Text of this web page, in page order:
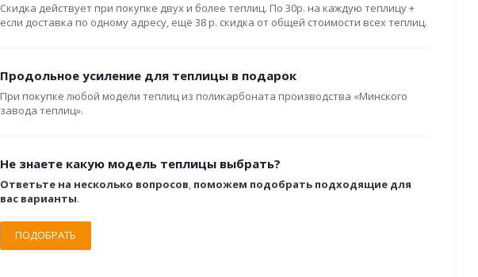
Скидка действует при покупке двух и более теплиц. По 30р. на каждую теплицу +
если доставка по одному адресу, ещё 38 р. скидка от общей стоимости всех теплиц.
Продольное усиление для теплицы в подарок
При покупке любой модели теплиц из поликарбоната производства «Минского
завода теплиц».
Не знаете какую модель теплицы выбрать?
Ответьте на несколько вопросов, поможем подобрать подходящие для
вас варианты.
ПОДОБРАТЬ